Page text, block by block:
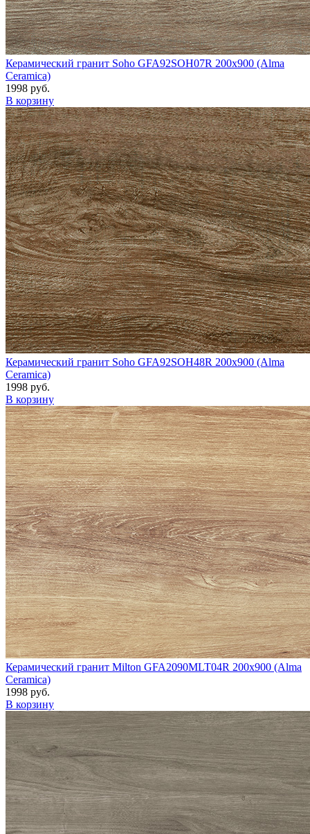
Керамический гранит Soho GFA92SOH07R 200x900 (Alma
Ceramica)
1998 руб.
В корзину
Керамический гранит Soho GFA92SOH48R 200x900 (Alma
Ceramica)
1998 руб.
В корзину
Керамический гранит Milton GFA2090MLT04R 200x900 (Alma
Ceramica)
1998 руб.
В корзину